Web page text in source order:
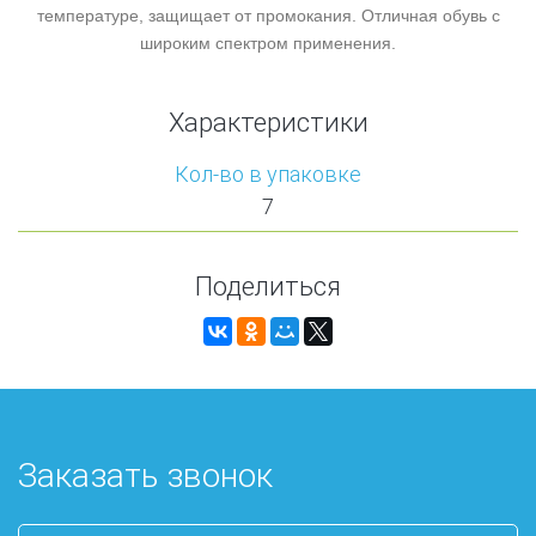
температуре, защищает от промокания. Отличная обувь с
широким спектром применения.
Характеристики
Кол-во в упаковке
7
Поделиться
Заказать звонок